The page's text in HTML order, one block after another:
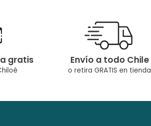
gratis Envío a todo Chile
o retira GRATIS en tienda